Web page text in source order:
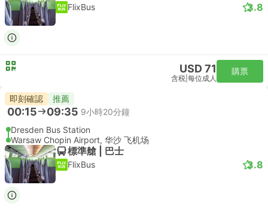
FlixBus 3.8
USD 71
含税 每位成人
購票
即刻確認 推薦
00:15 09:35 9小時20分鐘
Dresden Bus Station
Warsaw Chopin Airport, 华沙 飞机场
標準艙 | 巴士
FlixBus 3.8